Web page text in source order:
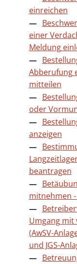
einreichen
einer
Meldung
Abberufung
mitteilen
oder
anzeigen
beantragen
mitnehmen
Umgang mit
(AwSV-
und JGS-